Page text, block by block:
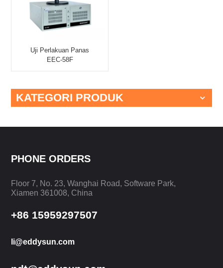
Uji Perlakuan Panas
EEC-58F
KATEGORI PRODUK
PHONE ORDERS
Floor 7, No. 23, Wanghai Road, Software Park,
Xiamen 361008, China
+86 15959297507
li@eddysun.com